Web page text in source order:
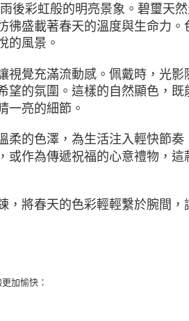
後彩虹般的明亮景象。碧璽天
彿盛載著春天的溫度與生命力。
的風景。
視覺充滿流動感。佩戴時，光影
的氛圍。這樣的自然顯色，既
一亮的細節。
柔的色澤，為生活注入輕快節奏
或作為傳遞祝福的心意禮物，這
，將春天的色彩輕輕繫於腕間，
加愉快：